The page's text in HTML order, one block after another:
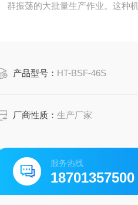
群振荡的大批量生产作业。这种
产品型号： HT-BSF-46S
厂商性质：生产厂家
服务热线
18701357500